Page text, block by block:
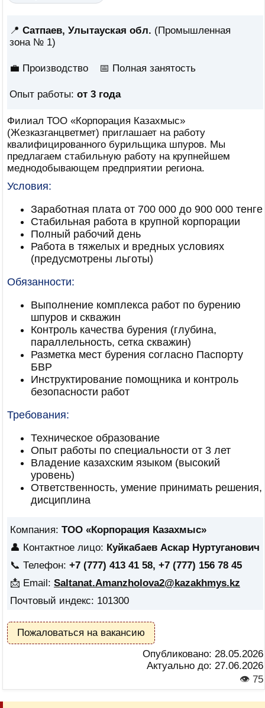
📍 Сатпаев, Улытауская обл. (Промышленная
зона № 1)
💼 Производство 📅 Полная занятость
Опыт работы: от 3 года
Филиал ТОО «Корпорация Казахмыс»
(Жезказганцветмет) приглашает на работу
квалифицированного бурильщика шпуров. Мы
предлагаем стабильную работу на крупнейшем
меднодобывающем предприятии региона.
Условия:
Заработная плата от 700 000 до 900 000 тенге
Стабильная работа в крупной корпорации
Полный рабочий день
Работа в тяжелых и вредных условиях
(предусмотрены льготы)
Обязанности:
Выполнение комплекса работ по бурению
шпуров и скважин
Контроль качества бурения (глубина,
параллельность, сетка скважин)
Разметка мест бурения согласно Паспорту
БВР
Инструктирование помощника и контроль
безопасности работ
Требования:
Техническое образование
Опыт работы по специальности от 3 лет
Владение казахским языком (высокий
уровень)
Ответственность, умение принимать решения,
дисциплина
Компания: ТОО «Корпорация Казахмыс»
👤 Контактное лицо: Куйкабаев Аскар Нуртуганович
📞 Телефон: +7 (777) 413 41 58, +7 (777) 156 78 45
📩 Email: Saltanat.Amanzholova2@kazakhmys.kz
Почтовый индекс: 101300
Пожаловаться на вакансию
Опубликовано: 28.05.2026
Актуально до: 27.06.2026
👁 75